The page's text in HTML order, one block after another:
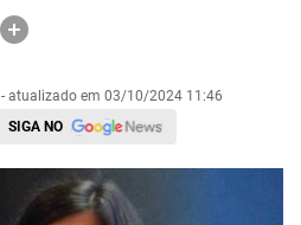
- atualizado em 03/10/2024 11:46
SIGA NO